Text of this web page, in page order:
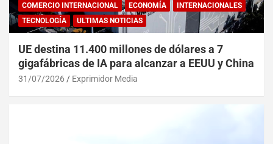
COMERCIO INTERNACIONAL ECONOMÍA
INTERNACIONALES
TECNOLOGÍA
ULTIMAS NOTICIAS
UE destina 11.400 millones de dólares a 7
gigafábricas de IA para alcanzar a EEUU y China
31/07/2026 Exprimidor Media